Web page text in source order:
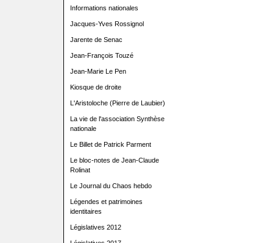
Informations nationales
Jacques-Yves Rossignol
Jarente de Senac
Jean-François Touzé
Jean-Marie Le Pen
Kiosque de droite
L'Aristoloche (Pierre de Laubier)
La vie de l'association Synthèse
nationale
Le Billet de Patrick Parment
Le bloc-notes de Jean-Claude
Rolinat
Le Journal du Chaos hebdo
Légendes et patrimoines
identitaires
Législatives 2012